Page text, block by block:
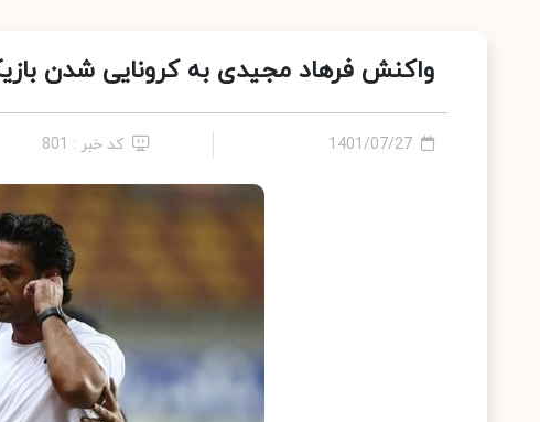
واکنش فرهاد مجیدی به کرونایی شدن
1401/07/27 کد خبر : 801